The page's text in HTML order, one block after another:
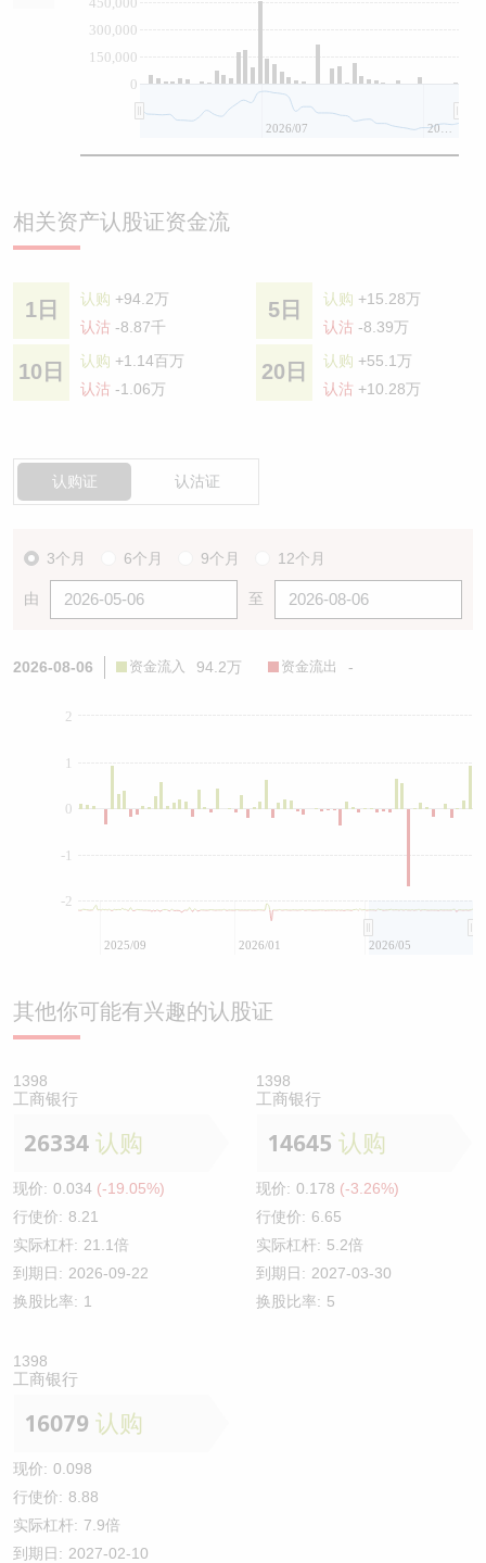
0
150,000
300,000
2026/07 2026/08
相关资产认股证资金流
1日 认购 +94.2万
认沽 -8.87千
5日 认购 +15.28万
认沽 -8.39万
10日 认购 +1.14百万
认沽 -1.06万
20日 认购 +55.1万
认沽 +10.28万
认购证 认沽证
3个月 6个月 9个月 12个月
由 至
2026-08-06 资金流入 94.2万 资金流出 -
0
-2
-1
1
2
2025/09 2026/01 2026/05
其他你可能有兴趣的认股证
1398
工商银行
26334 认购
现价: 0.034 (-19.05%)
行使价: 8.21
实际杠杆: 21.1倍
到期日: 2026-09-22
换股比率: 1
1398
工商银行
14645 认购
现价: 0.178 (-3.26%)
行使价: 6.65
实际杠杆: 5.2倍
到期日: 2027-03-30
换股比率: 5
1398
工商银行
16079 认购
现价: 0.098
行使价: 8.88
实际杠杆: 7.9倍
到期日: 2027-02-10